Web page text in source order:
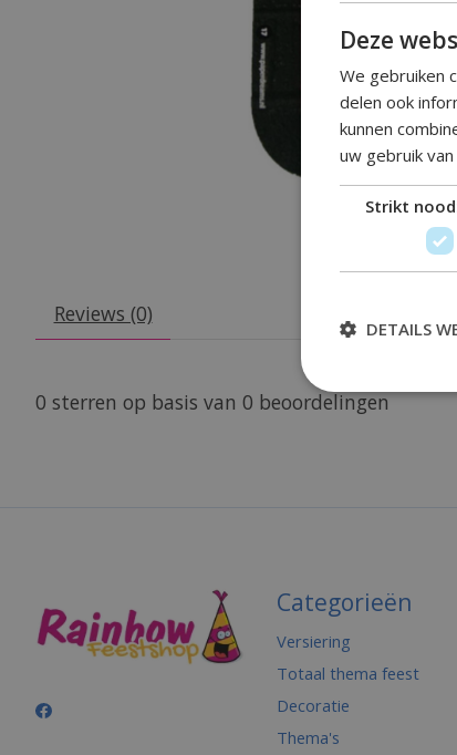
Reviews (0)
0 sterren op basis van 0 beoordelingen
Categorieën
Versiering
Totaal thema feest
Decoratie
Thema's
Deze
We gebruiken
delen ook
kunnen
uw gebruik
Strikt
DETAILS